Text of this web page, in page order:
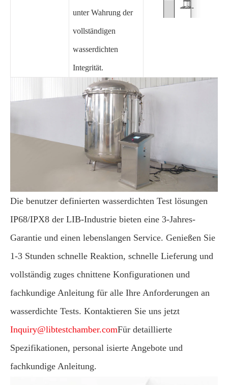
unter Wahrung der
vollständigen
wasserdichten
Integrität.
Die benutzer definierten wasserdichten Test lösungen
IP68/IPX8 der LIB-Industrie bieten eine 3-Jahres-
Garantie und einen lebenslangen Service. Genießen Sie
1-3 Stunden schnelle Reaktion, schnelle Lieferung und
vollständig zuges chnittene Konfigurationen und
fachkundige Anleitung für alle Ihre Anforderungen an
wasserdichte Tests. Kontaktieren Sie uns jetzt
Inquiry@libtestchamber.comFür detaillierte
Spezifikationen, personal isierte Angebote und
fachkundige Anleitung.